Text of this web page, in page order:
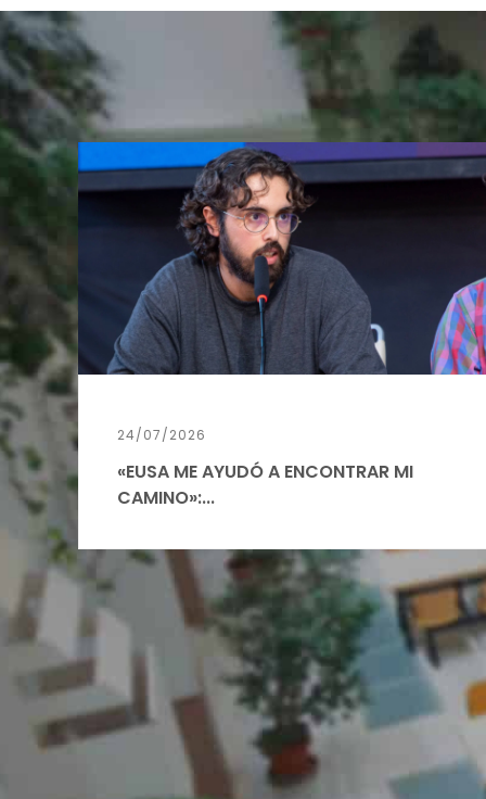
24/07/2026
«EUSA ME AYUDÓ A ENCONTRAR MI
CAMINO»:...